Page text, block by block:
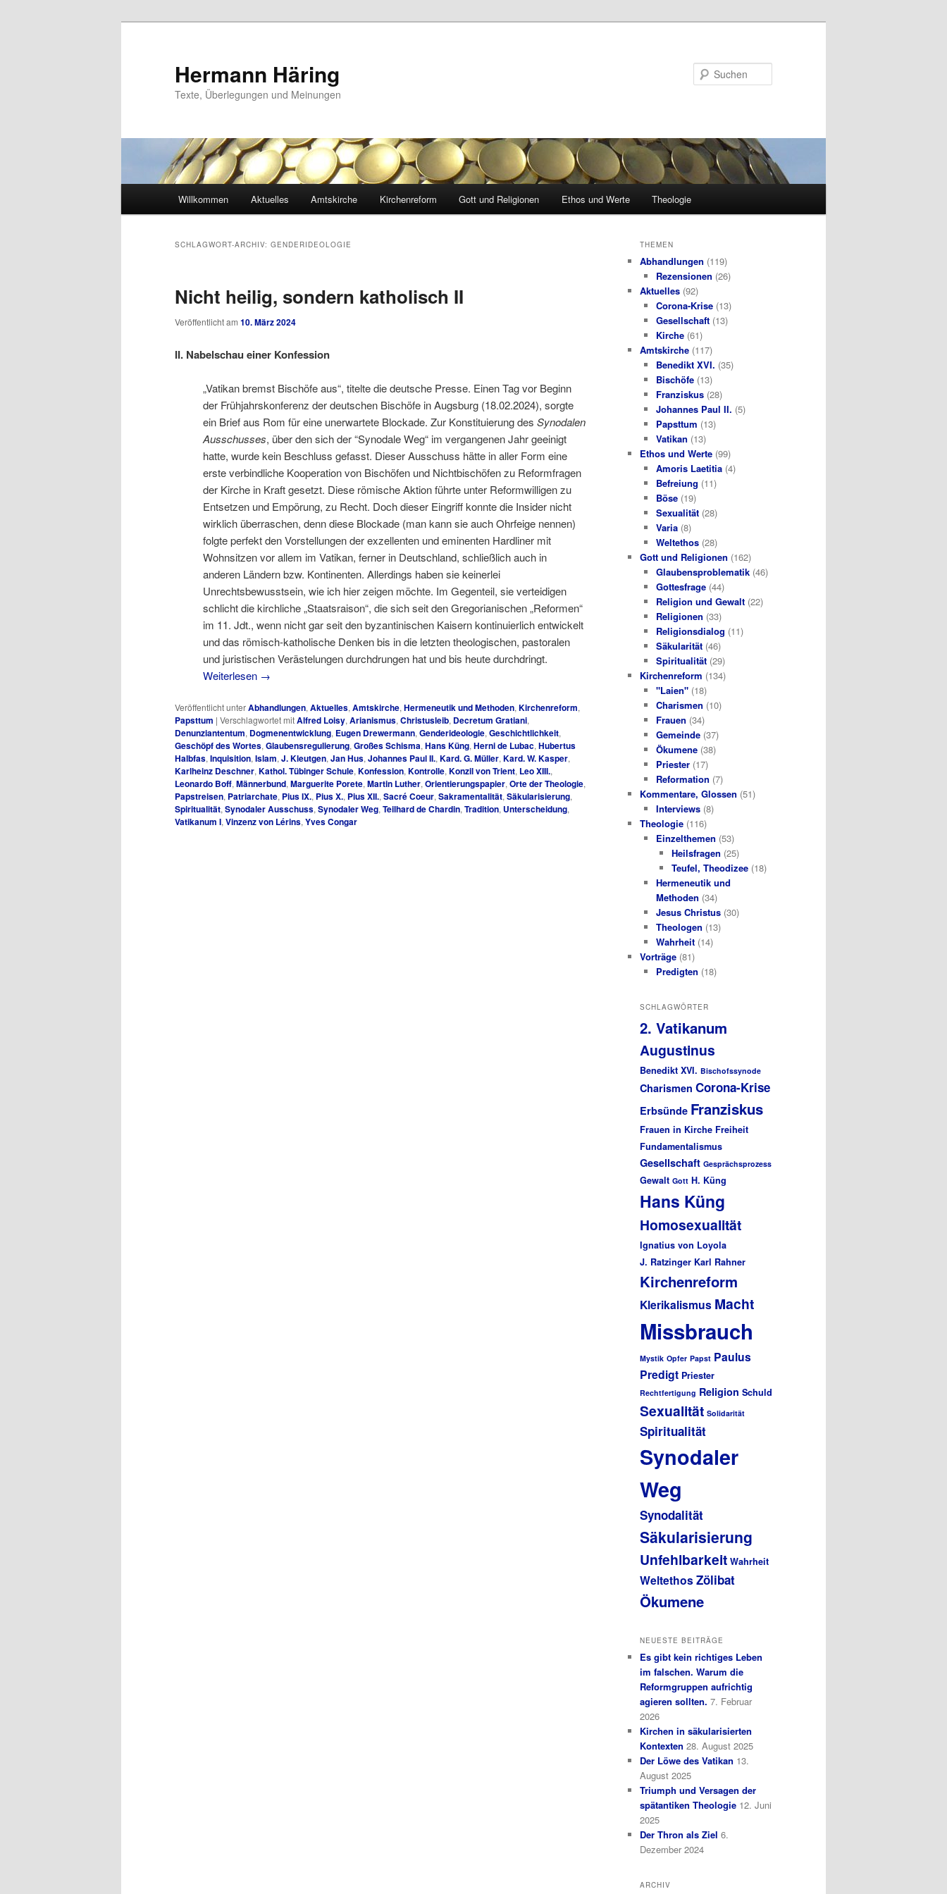
Hermann Häring
Texte, Überlegungen und Meinungen
Willkommen Aktuelles Amtskirche Kirchenreform Gott und Religionen Ethos und Werte Theologie
SCHLAGWORT-ARCHIV: GENDERIDEOLOGIE
Nicht heilig, sondern katholisch II
Veröffentlicht am 10. März 2024
II. Nabelschau einer Konfession
„Vatikan bremst Bischöfe aus“, titelte die deutsche Presse. Einen Tag vor Beginn
der Frühjahrskonferenz der deutschen Bischöfe in Augsburg (18.02.2024), sorgte
ein Brief aus Rom für eine unerwartete Blockade. Zur Konstituierung des Synodalen
Ausschusses, über den sich der “Synodale Weg“ im vergangenen Jahr geeinigt
hatte, wurde kein Beschluss gefasst. Dieser Ausschuss hätte in aller Form eine
erste verbindliche Kooperation von Bischöfen und Nichtbischöfen zu Reformfragen
der Kirche in Kraft gesetzt. Diese römische Aktion führte unter Reformwilligen zu
Entsetzen und Empörung, zu Recht. Doch dieser Eingriff konnte die Insider nicht
wirklich überraschen, denn diese Blockade (man kann sie auch Ohrfeige nennen)
folgte perfekt den Vorstellungen der exzellenten und eminenten Hardliner mit
Wohnsitzen vor allem im Vatikan, ferner in Deutschland, schließlich auch in
anderen Ländern bzw. Kontinenten. Allerdings haben sie keinerlei
Unrechtsbewusstsein, wie ich hier zeigen möchte. Im Gegenteil, sie verteidigen
schlicht die kirchliche „Staatsraison“, die sich seit den Gregorianischen „Reformen“
im 11. Jdt., wenn nicht gar seit den byzantinischen Kaisern kontinuierlich entwickelt
und das römisch-katholische Denken bis in die letzten theologischen, pastoralen
und juristischen Verästelungen durchdrungen hat und bis heute durchdringt.
Weiterlesen →
Veröffentlicht unterAbhandlungen, Aktuelles, Amtskirche, Hermeneutik und Methoden, Kirchenreform,
Papsttum | Verschlagwortet mitAlfred Loisy, Arianismus, Christusleib, Decretum Gratiani,
Denunziantentum, Dogmenentwicklung, Eugen Drewermann, Genderideologie, Geschichtlichkeit,
Geschöpf des Wortes, Glaubensregulierung, Großes Schisma, Hans Küng, Herni de Lubac, Hubertus
Halbfas, Inquisition, Islam, J. Kleutgen, Jan Hus, Johannes Paul II., Kard. G. Müller, Kard. W. Kasper,
Karlheinz Deschner, Kathol. Tübinger Schule, Konfession, Kontrolle, Konzil von Trient, Leo XIII.,
Leonardo Boff, Männerbund, Marguerite Porete, Martin Luther, Orientierungspapier, Orte der Theologie,
Papstreisen, Patriarchate, Pius IX., Pius X., Pius XII., Sacré Coeur, Sakramentalität, Säkularisierung,
Spiritualität, Synodaler Ausschuss, Synodaler Weg, Teilhard de Chardin, Tradition, Unterscheidung,
Vatikanum I, Vinzenz von Lérins, Yves Congar
THEMEN
Abhandlungen (119)
Rezensionen (26)
Aktuelles (92)
Corona-Krise(13)
Gesellschaft(13)
Kirche(61)
Amtskirche (117)
Benedikt XVI. (35)
Bischöfe(13)
Franziskus(28)
Johannes Paul II. (5)
Papsttum (13)
Vatikan (13)
Ethos und Werte (99)
Amoris Laetitia(4)
Befreiung (11)
Böse(19)
Sexualität(28)
Varia(8)
Weltethos(28)
Gott und Religionen (162)
Glaubensproblematik(46)
Gottesfrage(44)
Religion und Gewalt(22)
Religionen (33)
Religionsdialog (11)
Säkularität(46)
Spiritualität(29)
Kirchenreform (134)
"Laien"(18)
Charismen (10)
Frauen (34)
Gemeinde(37)
Ökumene(38)
Priester(17)
Reformation (7)
Kommentare, Glossen (51)
Interviews(8)
Theologie (116)
Einzelthemen (53)
Heilsfragen (25)
Teufel, Theodizee (18)
Hermeneutik und
Methoden (34)
Jesus Christus(30)
Theologen (13)
Wahrheit(14)
Vorträge (81)
Predigten (18)
SCHLAGWÖRTER
2. Vatikanum
Augustinus
Benedikt XVI. Bischofssynode
Charismen Corona-Krise
Erbsünde Franziskus
Frauen in Kirche Freiheit
Fundamentalismus
Gesellschaft Gesprächsprozess
Gewalt Gott H. Küng
Hans Küng
Homosexualität
Ignatius von Loyola
J. Ratzinger Karl Rahner
Kirchenreform
Klerikalismus Macht
Missbrauch
Mystik Opfer Papst Paulus
Predigt Priester
Rechtfertigung Religion Schuld
Sexualität Solidarität
Spiritualität
Synodaler
Weg
Synodalität
Säkularisierung
Unfehlbarkeit Wahrheit
WeltethosZölibat
Ökumene
NEUESTE BEITRÄGE
Es gibt kein richtiges Leben
im falschen. Warum die
Reformgruppen aufrichtig
agieren sollten. 7. Februar
2026
Kirchen in säkularisierten
Kontexten 28. August 2025
Der Löwe des Vatikan 13.
August 2025
Triumph und Versagen der
spätantiken Theologie 12. Juni
2025
Der Thron als Ziel 6.
Dezember 2024
ARCHIV